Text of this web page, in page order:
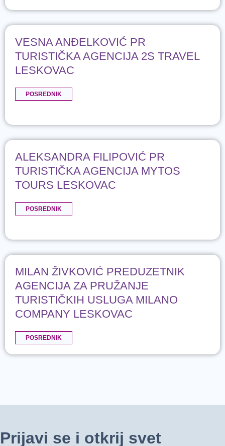
VESNA ANĐELKOVIĆ PR
TURISTIČKA AGENCIJA 2S TRAVEL
LESKOVAC
POSREDNIK
ALEKSANDRA FILIPOVIĆ PR
TURISTIČKA AGENCIJA MYTOS
TOURS LESKOVAC
POSREDNIK
MILAN ŽIVKOVIĆ PREDUZETNIK
AGENCIJA ZA PRUŽANJE
TURISTIČKIH USLUGA MILANO
COMPANY LESKOVAC
POSREDNIK
Prijavi se i otkrij svet